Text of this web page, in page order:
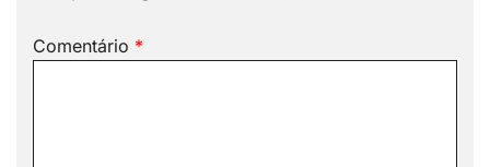
Comentário *